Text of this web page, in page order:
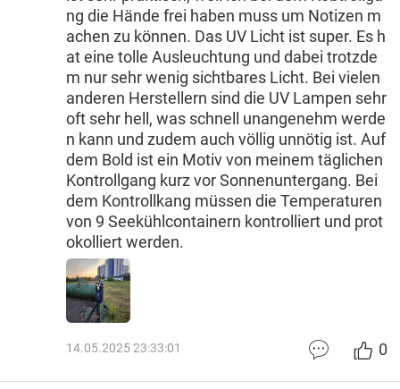
ng die Hände frei haben muss um Notizen m
achen zu können. Das UV Licht ist super. Es h
at eine tolle Ausleuchtung und dabei trotzde
m nur sehr wenig sichtbares Licht. Bei vielen
anderen Herstellern sind die UV Lampen sehr
oft sehr hell, was schnell unangenehm werde
n kann und zudem auch völlig unnötig ist. Auf
dem Bold ist ein Motiv von meinem täglichen
Kontrollgang kurz vor Sonnenuntergang. Bei
dem Kontrollkang müssen die Temperaturen
von 9 Seekühlcontainern kontrolliert und prot
okolliert werden.
14.05.2025 23:33:01 0